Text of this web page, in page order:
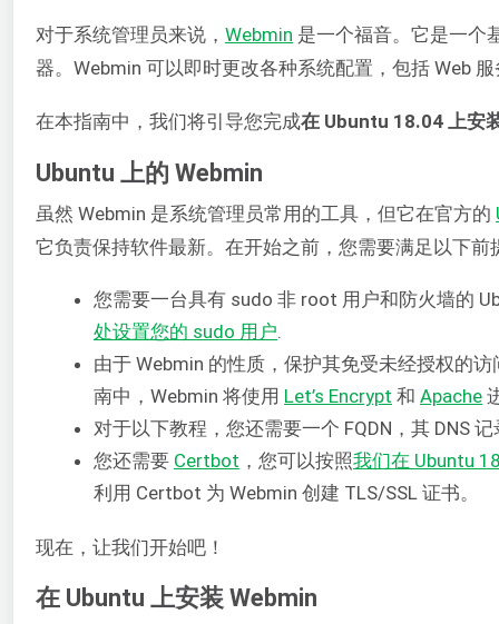
对于系统管理员来说， Webmin 是一个福音。它是一个
器。Webmin 可以即时更改各种系统配置，包括 Web
在本指南中，我们将引导您完成在 Ubuntu 18.04 上安
Ubuntu 上的 Webmin
虽然 Webmin 是系统管理员常用的工具，但它在官方的
它负责保持软件最新。在开始之前，您需要满足以下前
您需要一台具有 sudo 非 root 用户和防火墙的
处设置您的 sudo 用户.
由于 Webmin 的性质，保护其免受未经授权的
南中，Webmin 将使用 Let’s Encrypt 和 Apache
对于以下教程，您还需要一个 FQDN，其 DNS
您还需要 Certbot ，您可以按照我们在 Ubuntu
利用 Certbot 为 Webmin 创建 TLS/SSL 证书。
现在，让我们开始吧！
在 Ubuntu 上安装 Webmin